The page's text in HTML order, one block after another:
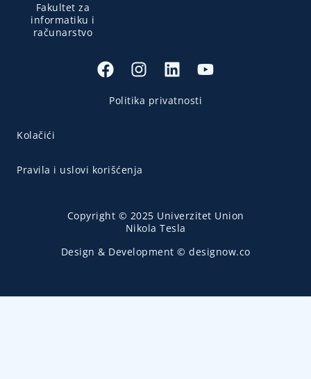
Fakultet za
informatiku i
računarstvo
Politika privatnosti
Kolačići
Pravila i uslovi korišćenja
Copyright © 2025 Univerzitet Union
Nikola Tesla
Design & Development © designow.co